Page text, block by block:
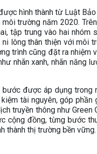
hình thành từ Luật
trường năm 2020.
tập trung vào hai nhóm
lông thân thiện với môi
trình cũng đặt ra nhiệm
nhãn xanh, nhãn năng
được áp dụng trong
tài nguyên, góp phần
truyền thông như Green
cộng đồng, từng bước
thành thị trường bền vững.